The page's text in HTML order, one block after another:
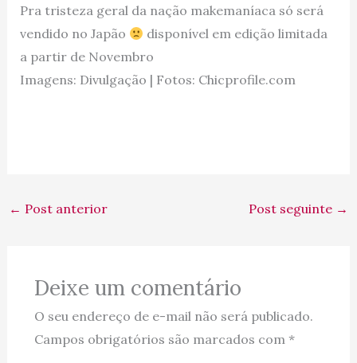
Pra tristeza geral da nação makemaníaca só será
vendido no Japão
disponível em edição limitada
a partir de Novembro
Imagens: Divulgação | Fotos: Chicprofile.com
← Post anterior Post seguinte →
Deixe um comentário
O seu endereço de e-mail não será publicado.
Campos obrigatórios são marcados com *